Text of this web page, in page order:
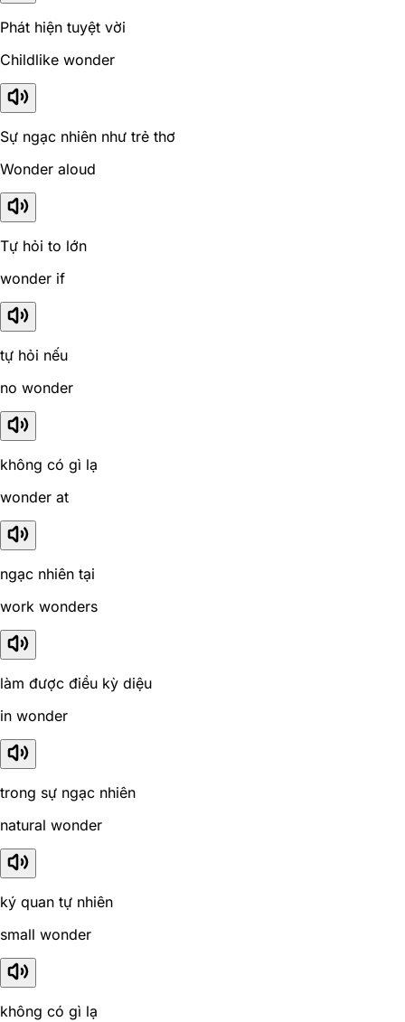
Phát hiện tuyệt vời
Childlike wonder
Sự ngạc nhiên như trẻ thơ
Wonder aloud
Tự hỏi to lớn
wonder if
tự hỏi nếu
no wonder
không có gì lạ
wonder at
ngạc nhiên tại
work wonders
làm được điều kỳ diệu
in wonder
trong sự ngạc nhiên
natural wonder
ký quan tự nhiên
small wonder
không có gì lạ